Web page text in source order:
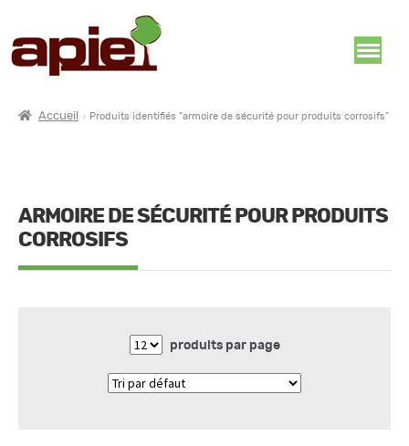
Accueil Produits identifiés “armoire de sécurité pour produits corrosifs”
ARMOIRE DE SÉCURITÉ POUR PRODUITS
CORROSIFS
produits par page